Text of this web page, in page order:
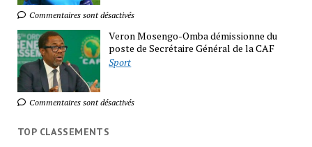
Commentaires sont désactivés
Veron Mosengo-Omba démissionne du
poste de Secrétaire Général de la CAF
Sport
Commentaires sont désactivés
TOP CLASSEMENTS